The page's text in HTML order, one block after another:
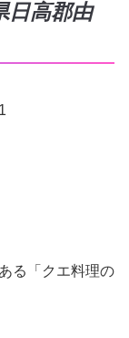
日高郡由
る「クエ料理の